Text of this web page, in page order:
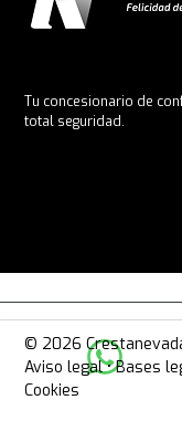
Tu concesionario de
total seguridad.
© 2026
Aviso legal•Bases
Cookies